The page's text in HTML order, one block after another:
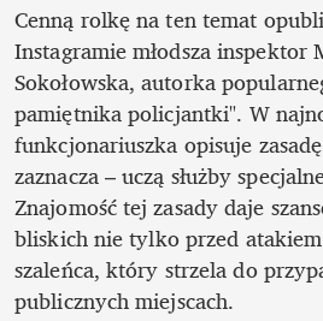
Cenną rolkę na ten temat
Instagramie młodsza inspektor
Sokołowska, autorka
pamiętnika policjantki". W
funkcjonariuszka opisuje
zaznacza – uczą służby
Znajomość tej zasady daje
bliskich nie tylko przed
szaleńca, który strzela do
publicznych miejscach.